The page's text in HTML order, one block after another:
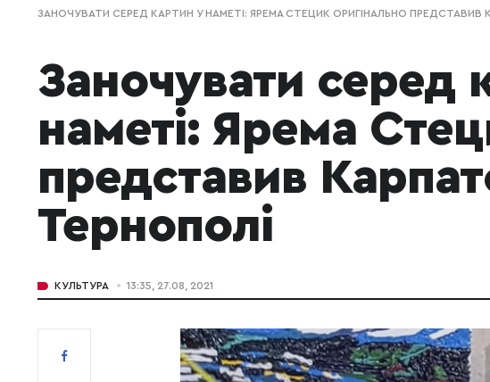
ЗАНОЧУВАТИ СЕРЕД КАРТИН У НАМЕТІ: ЯРЕМА СТЕЦИК ОРИГІНАЛЬНО ПРЕДСТАВИВ
Заночувати серед
наметі: Ярема
представив
Тернополі
КУЛЬТУРА 13:35, 27.08, 2021